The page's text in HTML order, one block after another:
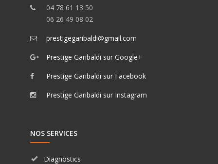
04 78 61 13 50
06 26 49 08 02
prestigegaribaldi@gmail.com
Prestige Garibaldi sur Google+
Prestige Garibaldi sur Facebook
Prestige Garibaldi sur Instagram
NOS SERVICES
Diagnostics